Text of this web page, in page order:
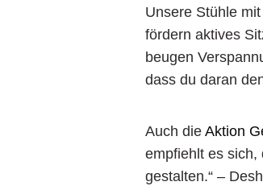
Unsere Stühle
fördern aktives
beugen
dass du daran
Auch die Aktion
empfiehlt es sich,
gestalten.“ –